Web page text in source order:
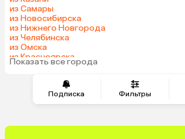
Подписка Фильтры
из Самары
из Новосибирска
из Нижнего Новгорода
из Челябинска
из Омска
из Красноярска
из Волгограда
Показать все города